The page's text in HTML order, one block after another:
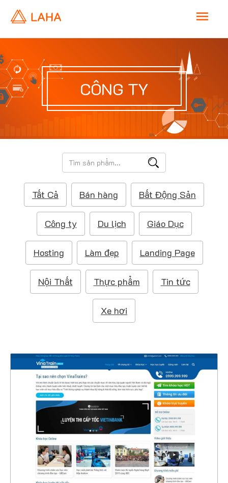
M
a
i
n
n
u
CÔNG TY
T
ì
m
i
ế
m
Tất Cả Bán hàng Bất Động Sản
Công ty Du lịch Giáo Dục
Hosting Làm đẹp Landing Page
Nội Thất Thực phẩm Tin tức
Xe hơi
4501